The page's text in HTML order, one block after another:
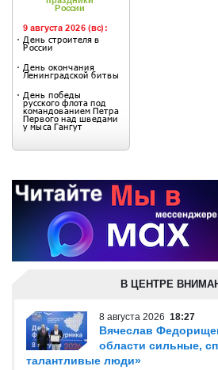
В ЦЕНТРЕ
8 августа 2026 18:27
Вячеслав
области сильные,
талантливые люди»